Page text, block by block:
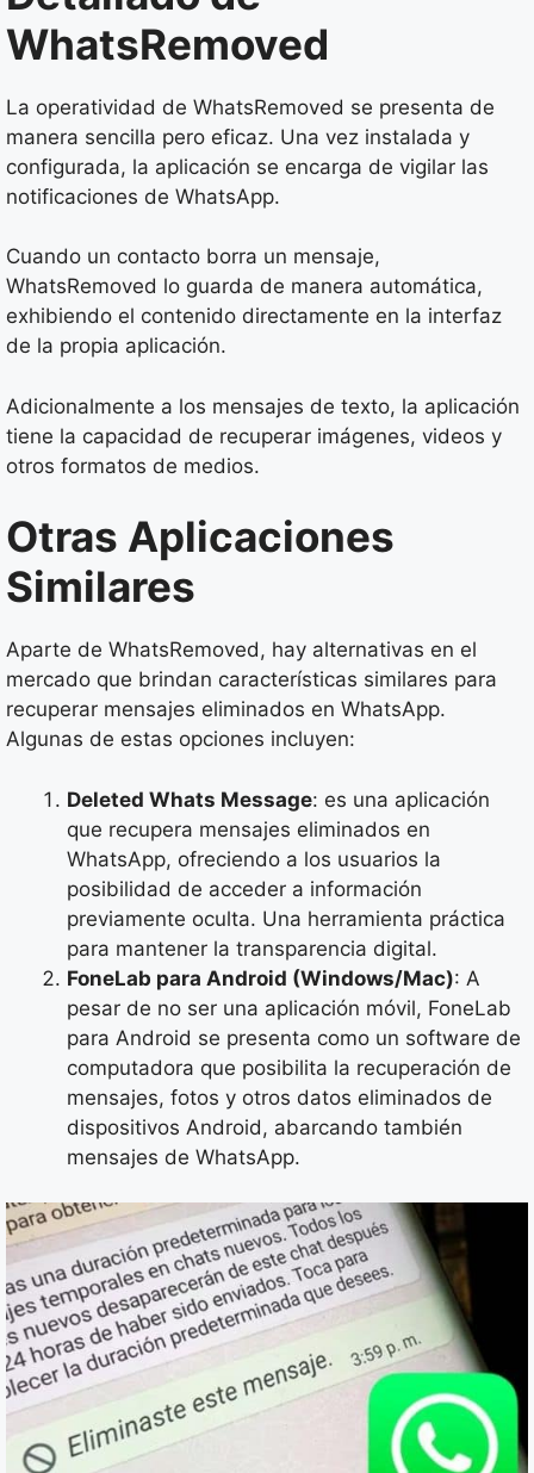
WhatsRemoved
La operatividad de WhatsRemoved se presenta de
manera sencilla pero eficaz. Una vez instalada y
configurada, la aplicación se encarga de vigilar las
notificaciones de WhatsApp.
Cuando un contacto borra un mensaje,
WhatsRemoved lo guarda de manera automática,
exhibiendo el contenido directamente en la interfaz
de la propia aplicación.
Adicionalmente a los mensajes de texto, la aplicación
tiene la capacidad de recuperar imágenes, videos y
otros formatos de medios.
Otras Aplicaciones
Similares
Aparte de WhatsRemoved, hay alternativas en el
mercado que brindan características similares para
recuperar mensajes eliminados en WhatsApp.
Algunas de estas opciones incluyen:
Deleted Whats Message: es una aplicación
que recupera mensajes eliminados en
WhatsApp, ofreciendo a los usuarios la
posibilidad de acceder a información
previamente oculta. Una herramienta práctica
para mantener la transparencia digital.
FoneLab para Android (Windows/Mac): A
pesar de no ser una aplicación móvil, FoneLab
para Android se presenta como un software de
computadora que posibilita la recuperación de
mensajes, fotos y otros datos eliminados de
dispositivos Android, abarcando también
mensajes de WhatsApp.